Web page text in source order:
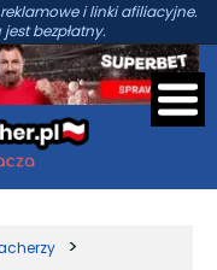
i linki afiliacyjne.
bezpłatny.